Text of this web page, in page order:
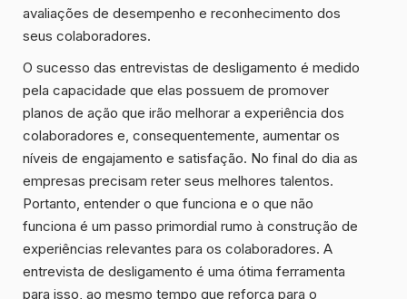
avaliações de desempenho e reconhecimento dos
seus colaboradores.
O sucesso das entrevistas de desligamento é medido
pela capacidade que elas possuem de promover
planos de ação que irão melhorar a experiência dos
colaboradores e, consequentemente, aumentar os
níveis de engajamento e satisfação. No final do dia as
empresas precisam reter seus melhores talentos.
Portanto, entender o que funciona e o que não
funciona é um passo primordial rumo à construção de
experiências relevantes para os colaboradores. A
entrevista de desligamento é uma ótima ferramenta
para isso, ao mesmo tempo que reforça para o